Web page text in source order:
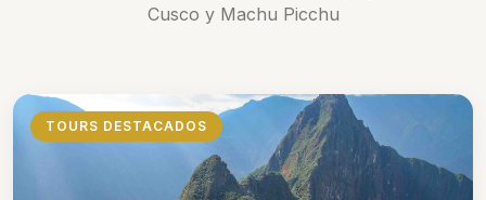
Cusco y Machu Picchu
TOURS DESTACADOS